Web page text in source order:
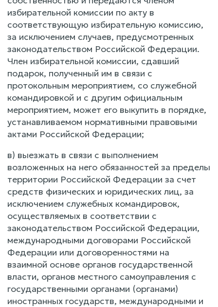
избирательной комиссии по акту в
соответствующую избирательную комиссию,
за исключением случаев, предусмотренных
законодательством Российской Федерации.
Член избирательной комиссии, сдавший
подарок, полученный им в связи с
протокольным мероприятием, со служебной
командировкой и с другим официальным
мероприятием, может его выкупить в порядке,
устанавливаемом нормативными правовыми
актами Российской Федерации;
в) выезжать в связи с выполнением
возложенных на него обязанностей за пределы
территории Российской Федерации за счет
средств физических и юридических лиц, за
исключением служебных командировок,
осуществляемых в соответствии с
законодательством Российской Федерации,
международными договорами Российской
Федерации или договоренностями на
взаимной основе органов государственной
власти, органов местного самоуправления с
государственными органами (органами)
иностранных государств, международными и